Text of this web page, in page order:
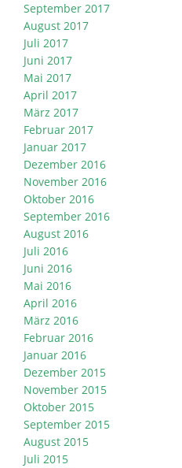
September 2017
August 2017
Juli 2017
Juni 2017
Mai 2017
April 2017
März 2017
Februar 2017
Januar 2017
Dezember 2016
November 2016
Oktober 2016
September 2016
August 2016
Juli 2016
Juni 2016
Mai 2016
April 2016
März 2016
Februar 2016
Januar 2016
Dezember 2015
November 2015
Oktober 2015
September 2015
August 2015
Juli 2015